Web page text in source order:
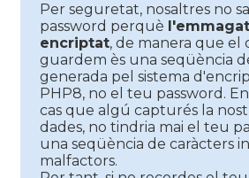
Per seguretat, nosaltres no
password perquè
encriptat, de manera que el
guardem ès una seqüència
generada pel sistema
PHP8, no el teu password.
cas que algú capturés la
dades, no tindria mai el teu
una seqüència de caràcters
malfactors.